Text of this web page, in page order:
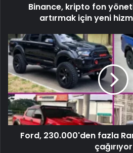
Binance, kripto fon
artırmak için yeni
Ford, 230.000'den fazla
çağırıyor